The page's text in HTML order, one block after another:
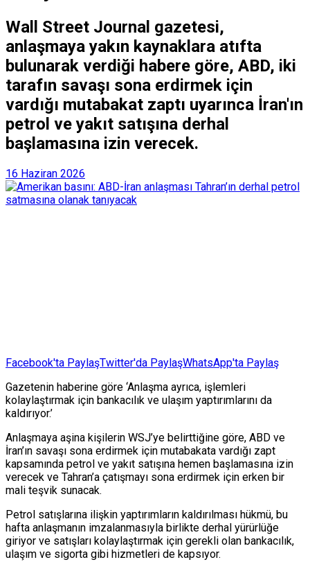
Wall Street Journal gazetesi,
anlaşmaya yakın kaynaklara atıfta
bulunarak verdiği habere göre, ABD, iki
tarafın savaşı sona erdirmek için
vardığı mutabakat zaptı uyarınca İran'ın
petrol ve yakıt satışına derhal
başlamasına izin verecek.
16 Haziran 2026
Facebook'ta PaylaşTwitter'da PaylaşWhatsApp'ta Paylaş
Gazetenin haberine göre ‘Anlaşma ayrıca, işlemleri
kolaylaştırmak için bankacılık ve ulaşım yaptırımlarını da
kaldırıyor.’
Anlaşmaya aşina kişilerin WSJ’ye belirttiğine göre, ABD ve
İran’ın savaşı sona erdirmek için mutabakata vardığı zapt
kapsamında petrol ve yakıt satışına hemen başlamasına izin
verecek ve Tahran’a çatışmayı sona erdirmek için erken bir
mali teşvik sunacak.
Petrol satışlarına ilişkin yaptırımların kaldırılması hükmü, bu
hafta anlaşmanın imzalanmasıyla birlikte derhal yürürlüğe
giriyor ve satışları kolaylaştırmak için gerekli olan bankacılık,
ulaşım ve sigorta gibi hizmetleri de kapsıyor.